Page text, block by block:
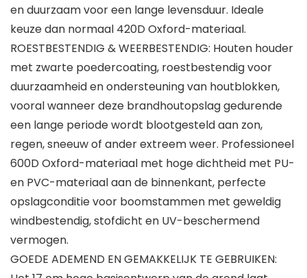
en duurzaam voor een lange levensduur. Ideale
keuze dan normaal 420D Oxford-materiaal.
ROESTBESTENDIG & WEERBESTENDIG: Houten houder
met zwarte poedercoating, roestbestendig voor
duurzaamheid en ondersteuning van houtblokken,
vooral wanneer deze brandhoutopslag gedurende
een lange periode wordt blootgesteld aan zon,
regen, sneeuw of ander extreem weer. Professioneel
600D Oxford-materiaal met hoge dichtheid met PU-
en PVC-materiaal aan de binnenkant, perfecte
opslagconditie voor boomstammen met geweldig
windbestendig, stofdicht en UV-beschermend
vermogen.
GOEDE ADEMEND EN GEMAKKELIJK TE GEBRUIKEN: